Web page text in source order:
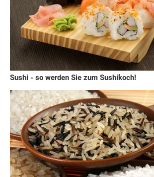
Sushi - so werden Sie zum Sushikoch!